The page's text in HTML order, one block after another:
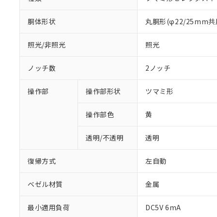
胴体形状 丸胴形(φ22/25mm共
照光/非照光 照光
ノッチ数 2ノッチ
操作部 操作部形状 ツマミ形
操作部色 黄
透明/不透明 透明
復帰方式 左自動
ベゼル材質 金属
最小適用負荷 DC5V 6mA
※1 対応状況